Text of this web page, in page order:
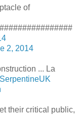
of
2, 2014
... La
their critical public,